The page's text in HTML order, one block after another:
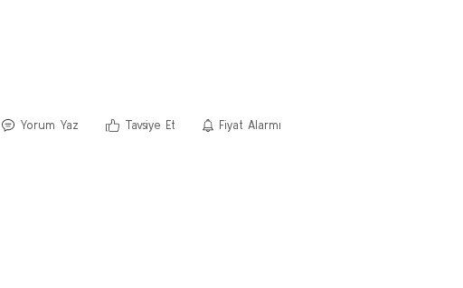
Yorum Yaz Tavsiye Et Fiyat Alarmı